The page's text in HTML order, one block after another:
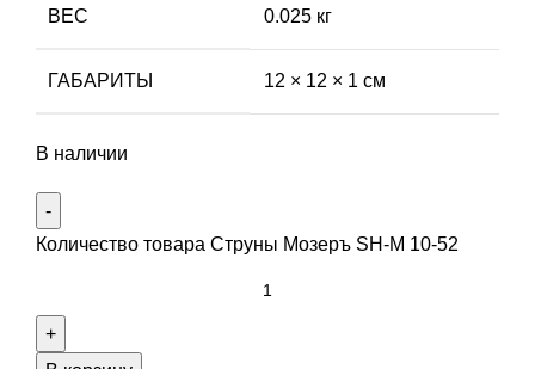
ВЕС 0.025 кг
ГАБАРИТЫ 12 × 12 × 1 см
В наличии
Количество товара Струны Мозеръ SH-M 10-52